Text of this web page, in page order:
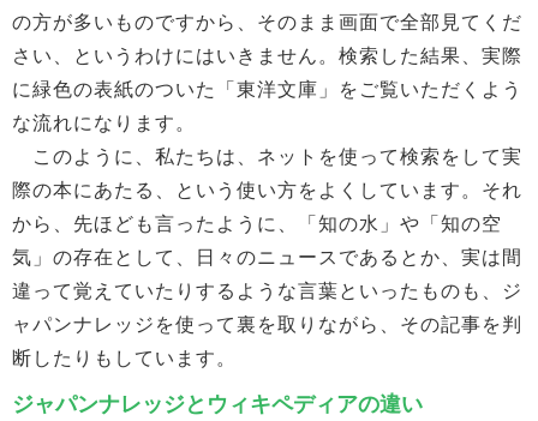
の方が多いものですから、そのまま画面で全部見てくだ
さい、というわけにはいきません。検索した結果、実際
に緑色の表紙のついた「東洋文庫」をご覧いただくよう
な流れになります。
このように、私たちは、ネットを使って検索をして実
際の本にあたる、という使い方をよくしています。それ
から、先ほども言ったように、「知の水」や「知の空
気」の存在として、日々のニュースであるとか、実は間
違って覚えていたりするような言葉といったものも、ジ
ャパンナレッジを使って裏を取りながら、その記事を判
断したりもしています。
ジャパンナレッジとウィキペディアの違い